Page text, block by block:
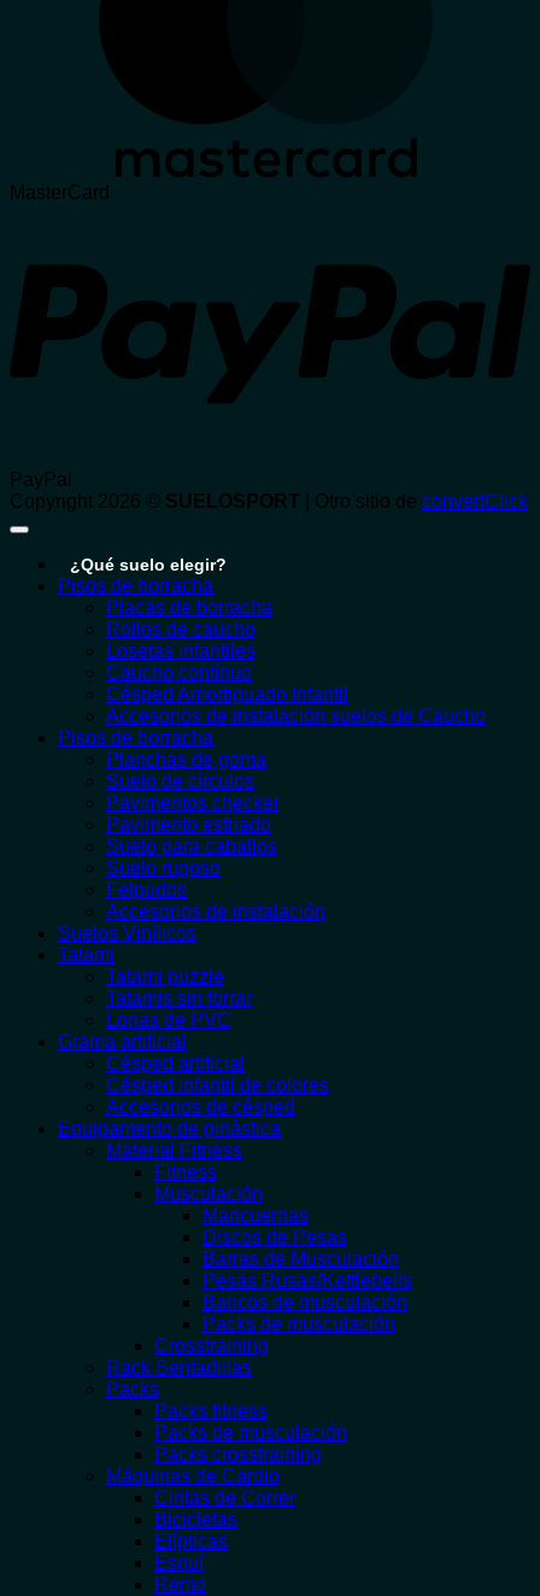
MasterCard
PayPal
Copyright 2026 © SUELOSPORT | Otro sitio de convertClick
¿Qué suelo elegir?
Pisos de borracha
Placas de borracha
Rollos de caucho
Losetas infantiles
Caucho contínuo
Césped Amortiguado Infantil
Accesorios de instalación suelos de Caucho
Pisos de borracha
Planchas de goma
Suelo de círculos
Pavimentos checker
Pavimento estriado
Suelo para caballos
Suelo rugoso
Felpudos
Accesorios de instalación
Suelos Vinílicos
Tatami
Tatami puzzle
Tatamis sin forrar
Lonas de PVC
Grama artificial
Césped artificial
Césped infantil de colores
Accesorios de césped
Equipamento de ginástica
Material Fitness
Fitness
Musculación
Mancuernas
Discos de Pesas
Barras de Musculación
Pesas Rusas/Kettlebells
Bancos de musculación
Packs de musculación
Crosstraining
Rack Sentadillas
Packs
Packs fitness
Packs de musculación
Packs crosstraining
Máquinas de Cardio
Cintas de Correr
Bicicletas
Elípticas
Esquí
Remo